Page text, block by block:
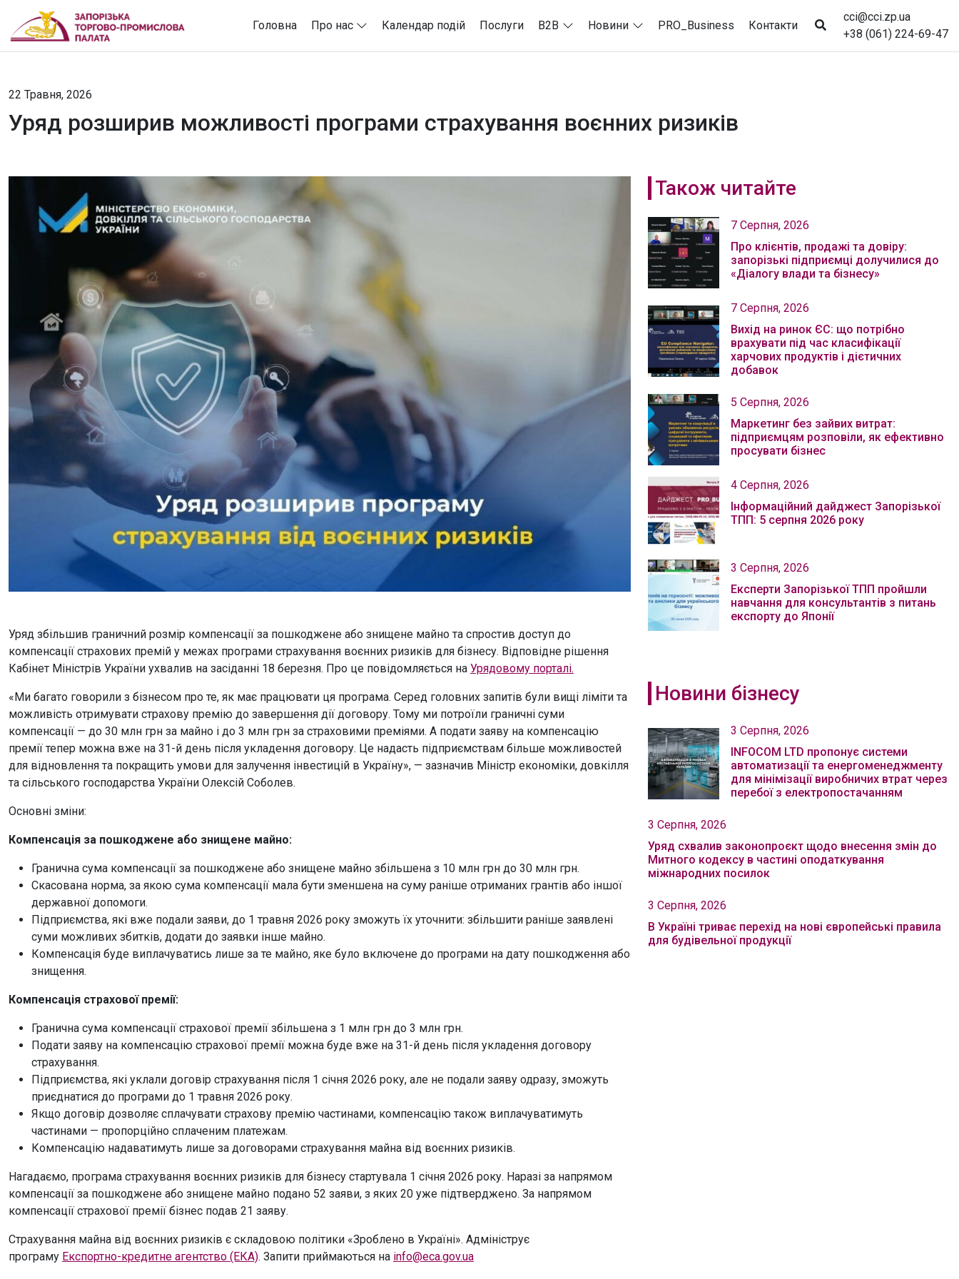
Головна Про нас Календар подій Послуги B2B Новини PRO_Business Контакти
cci@cci.zp.ua
+38 (061) 224-69-47
22 Травня, 2026
Уряд розширив можливості програми страхування воєнних ризиків
Уряд збільшив граничний розмір компенсації за пошкоджене або знищене майно та спростив доступ до
компенсації страхових премій у межах програми страхування воєнних ризиків для бізнесу. Відповідне рішення
Кабінет Міністрів України ухвалив на засіданні 18 березня. Про це повідомляється на Урядовому порталі.
«Ми багато говорили з бізнесом про те, як має працювати ця програма. Серед головних запитів були вищі ліміти та
можливість отримувати страхову премію до завершення дії договору. Тому ми потроїли граничні суми
компенсації — до 30 млн грн за майно і до 3 млн грн за страховими преміями. А подати заяву на компенсацію
премії тепер можна вже на 31-й день після укладення договору. Це надасть підприємствам більше можливостей
для відновлення та покращить умови для залучення інвестицій в Україну», — зазначив Міністр економіки, довкілля
та сільського господарства України Олексій Соболев.
Основні зміни:
Компенсація за пошкоджене або знищене майно:
Гранична сума компенсації за пошкоджене або знищене майно збільшена з 10 млн грн до 30 млн грн.
Скасована норма, за якою сума компенсації мала бути зменшена на суму раніше отриманих грантів або іншої
державної допомоги.
Підприємства, які вже подали заяви, до 1 травня 2026 року зможуть їх уточнити: збільшити раніше заявлені
суми можливих збитків, додати до заявки інше майно.
Компенсація буде виплачуватись лише за те майно, яке було включене до програми на дату пошкодження або
знищення.
Компенсація страхової премії:
Гранична сума компенсації страхової премії збільшена з 1 млн грн до 3 млн грн.
Подати заяву на компенсацію страхової премії можна буде вже на 31-й день після укладення договору
страхування.
Підприємства, які уклали договір страхування після 1 січня 2026 року, але не подали заяву одразу, зможуть
приєднатися до програми до 1 травня 2026 року.
Якщо договір дозволяє сплачувати страхову премію частинами, компенсацію також виплачуватимуть
частинами — пропорційно сплаченим платежам.
Компенсацію надаватимуть лише за договорами страхування майна від воєнних ризиків.
Нагадаємо, програма страхування воєнних ризиків для бізнесу стартувала 1 січня 2026 року. Наразі за напрямом
компенсації за пошкоджене або знищене майно подано 52 заяви, з яких 20 уже підтверджено. За напрямом
компенсації страхової премії бізнес подав 21 заяву.
Страхування майна від воєнних ризиків є складовою політики «Зроблено в Україні». Адмініструє
програму Експортно-кредитне агентство (ЕКА). Запити приймаються на info@eca.gov.ua
Також читайте
7 Серпня, 2026
Про клієнтів, продажі та довіру:
запорізькі підприємці долучилися до
«Діалогу влади та бізнесу»
7 Серпня, 2026
Вихід на ринок ЄС: що потрібно
врахувати під час класифікації
харчових продуктів і дієтичних
добавок
5 Серпня, 2026
Маркетинг без зайвих витрат:
підприємцям розповіли, як ефективно
просувати бізнес
4 Серпня, 2026
Інформаційний дайджест Запорізької
ТПП: 5 серпня 2026 року
3 Серпня, 2026
Експерти Запорізької ТПП пройшли
навчання для консультантів з питань
експорту до Японії
Новини бізнесу
3 Серпня, 2026
INFOCOM LTD пропонує системи
автоматизації та енергоменеджменту
для мінімізації виробничих втрат через
перебої з електропостачанням
3 Серпня, 2026
Уряд схвалив законопроєкт щодо внесення змін до
Митного кодексу в частині оподаткування
міжнародних посилок
3 Серпня, 2026
В Україні триває перехід на нові європейські правила
для будівельної продукції